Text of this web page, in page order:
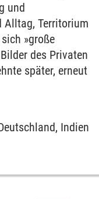
und
Alltag, Territorium
»große
des Privaten
später, erneut
Indien